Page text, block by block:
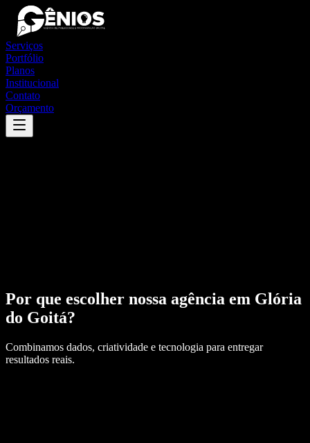
Serviços
Portfólio
Planos
Institucional
Contato
Orçamento
Por que escolher nossa agência em Glória
do Goitá?
Combinamos dados, criatividade e tecnologia para entregar
resultados reais.